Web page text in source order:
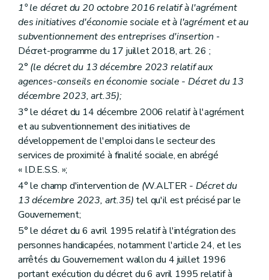
1° le décret du 20 octobre 2016 relatif à l'agrément
des initiatives d'économie sociale et à l'agrément et au
subventionnement des entreprises d'insertion -
Décret-programme du 17 juillet 2018, art. 26 ;
2° (le décret du 13 décembre 2023 relatif aux
agences-conseils en économie sociale - Décret du 13
décembre 2023, art.35);
3° le décret du 14 décembre 2006 relatif à l'agrément
et au subventionnement des initiatives de
développement de l'emploi dans le secteur des
services de proximité à finalité sociale, en abrégé
« I.D.E.S.S. »;
4° le champ d'intervention de (W.ALTER - Décret du
13 décembre 2023, art.35) tel qu'il est précisé par le
Gouvernement;
5° le décret du 6 avril 1995 relatif à l'intégration des
personnes handicapées, notamment l'article 24, et les
arrêtés du Gouvernement wallon du 4 juillet 1996
portant exécution du décret du 6 avril 1995 relatif à